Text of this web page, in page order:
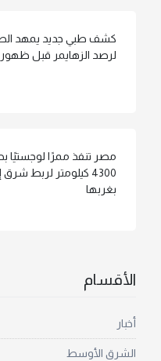
كشف طبي جديد يمهد
لرصد الزهايمر قبل
مصر تنفذ ممرًا لوجستيًا
4300 كيلومتر لربط شرق
بغربها
الأقسام
أخبار
الشرق الأوسط